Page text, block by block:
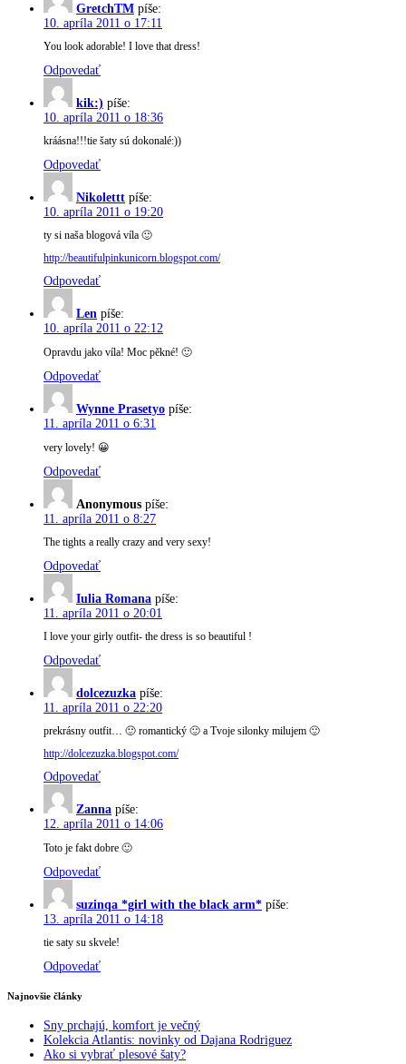
GretchTM píše:
10. apríla 2011 o 17:11
You look adorable! I love that dress!
Odpovedať
kik:) píše:
10. apríla 2011 o 18:36
kráásna!!!tie šaty sú dokonalé:))
Odpovedať
Nikolettt píše:
10. apríla 2011 o 19:20
ty si naša blogová víla 🙂
http://beautifulpinkunicorn.blogspot.com/
Odpovedať
Len píše:
10. apríla 2011 o 22:12
Opravdu jako víla! Moc pěkné! 🙂
Odpovedať
Wynne Prasetyo píše:
11. apríla 2011 o 6:31
very lovely! 😀
Odpovedať
Anonymous píše:
11. apríla 2011 o 8:27
The tights a really crazy and very sexy!
Odpovedať
Iulia Romana píše:
11. apríla 2011 o 20:01
I love your girly outfit- the dress is so beautiful !
Odpovedať
dolcezuzka píše:
11. apríla 2011 o 22:20
prekrásny outfit… 🙂 romantický 🙂 a Tvoje silonky milujem 🙂
http://dolcezuzka.blogspot.com/
Odpovedať
Zanna píše:
12. apríla 2011 o 14:06
Toto je fakt dobre 🙂
Odpovedať
suzinqa *girl with the black arm* píše:
13. apríla 2011 o 14:18
tie saty su skvele!
Odpovedať
Najnovšie články
Sny prchajú, komfort je večný
Kolekcia Atlantis: novinky od Dajana Rodriguez
Ako si vybrať plesové šaty?